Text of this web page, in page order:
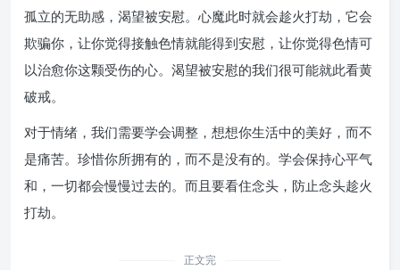
孤立的无助感，渴望被安慰。心魔此时就会趁火打劫，它会
欺骗你，让你觉得接触色情就能得到安慰，让你觉得色情可
以治愈你这颗受伤的心。渴望被安慰的我们很可能就此看黄
破戒。
对于情绪，我们需要学会调整，想想你生活中的美好，而不
是痛苦。珍惜你所拥有的，而不是没有的。学会保持心平气
和，一切都会慢慢过去的。而且要看住念头，防止念头趁火
打劫。
正文完